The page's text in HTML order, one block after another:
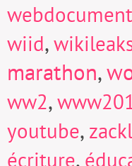
wiid,
marathon,
ww2,
youtube,
écriture,